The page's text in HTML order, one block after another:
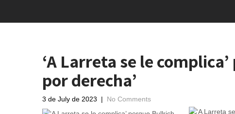
‘A Larreta se le
por derecha’
3 de July de 2023 | No Comments